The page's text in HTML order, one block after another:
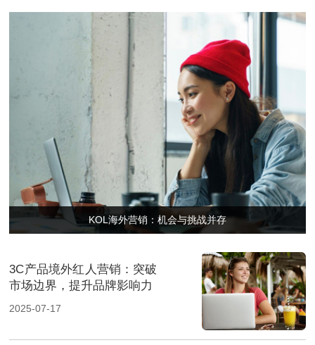
KOL海外营销：机会与挑战并存
3C产品境外红人营销：突破
市场边界，提升品牌影响力
2025-07-17